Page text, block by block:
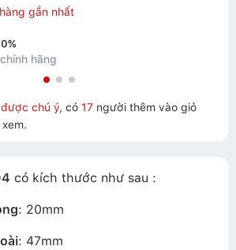
gần nhất
hãng
chú ý, có 17 người thêm vào giỏ
có kích thước như sau :
: 20mm
: 47mm